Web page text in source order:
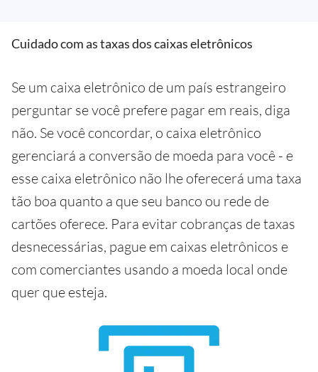
Cuidado com as taxas dos caixas eletrônicos
Se um caixa eletrônico de um país estrangeiro
perguntar se você prefere pagar em reais, diga
não. Se você concordar, o caixa eletrônico
gerenciará a conversão de moeda para você - e
esse caixa eletrônico não lhe oferecerá uma taxa
tão boa quanto a que seu banco ou rede de
cartões oferece. Para evitar cobranças de taxas
desnecessárias, pague em caixas eletrônicos e
com comerciantes usando a moeda local onde
quer que esteja.